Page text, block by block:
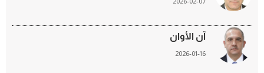
آن الأوان
2026-01-16